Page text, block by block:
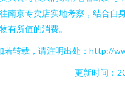
南京专卖店实地考察，结合自
有所值的消费。
若转载，请注明出处：http://
更新时间：